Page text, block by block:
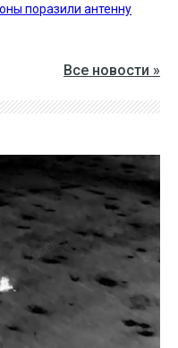
поразили антенну
Все новости »